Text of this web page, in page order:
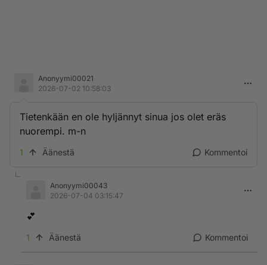
Anonyymi00021
2026-07-02 10:58:03
Tietenkään en ole hyljännyt sinua jos olet eräs
nuorempi. m-n
1 Äänestä Kommentoi
Anonyymi00043
2026-07-04 03:15:47
💕
1 Äänestä Kommentoi